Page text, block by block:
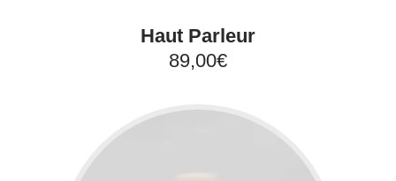
Haut Parleur
89,00€